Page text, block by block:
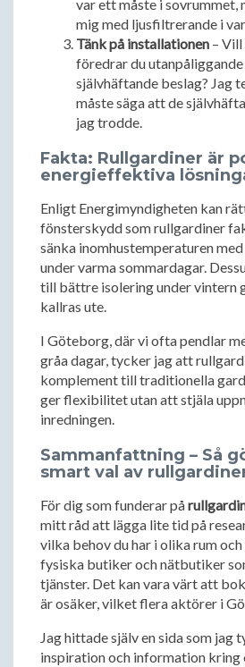
var ett måste i sovrummet,
mig med ljusfiltrerande i
Tänk på installationen –
föredrar du
självhäftande beslag? Jag
måste säga att de
jag trodde.
Fakta: Rullgardiner är
energieffektiva
Enligt Energimyndigheten kan
fönsterskydd som rullgardiner
sänka inomhustemperaturen
under varma sommardagar.
till bättre isolering under vintern
kallras ute.
I Göteborg, där vi ofta pendlar
gråa dagar, tycker jag att
komplement till traditionella
ger flexibilitet utan att stjäla
inredningen.
Sammanfattning – Så
smart val av
För dig som funderar på
mitt råd att lägga lite tid på
vilka behov du har i olika rum
fysiska butiker och nätbutiker
tjänster. Det kan vara värt att
är osäker, vilket flera aktörer i
Jag hittade själv en sida som jag
inspiration och information kring